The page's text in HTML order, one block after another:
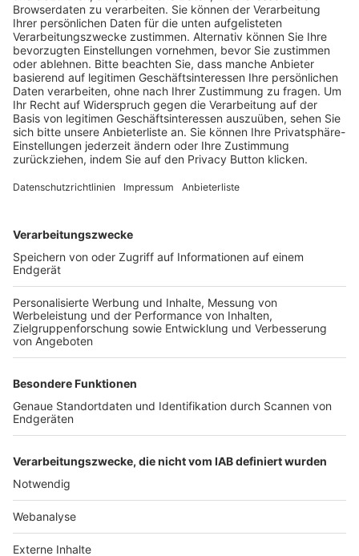
Trainerausbildung
Schulungsangebot Vereinsmitarbeiter
BFV-Geschäftsstellen
Trainerbörse
Login SpielPlus
FOLGE DEM BFV
TOP-VEREINE
TOP-PARTNER
Nutzungsbedingungen Datenschutz Impressum